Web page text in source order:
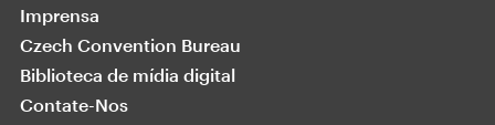
Imprensa
Czech Convention Bureau
Biblioteca de mídia digital
Contate-Nos